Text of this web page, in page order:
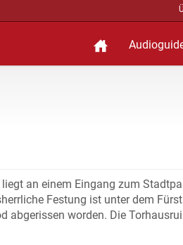
an einem Eingang zum
Festung ist unter dem
abgerissen worden. Die